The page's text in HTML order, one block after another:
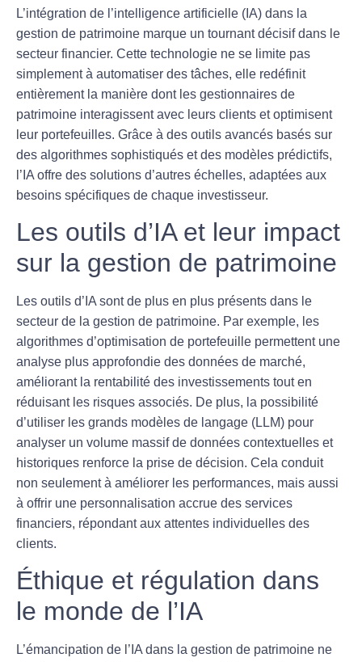
L’intégration de l’intelligence artificielle (IA) dans la
gestion de patrimoine marque un tournant décisif dans le
secteur financier. Cette technologie ne se limite pas
simplement à automatiser des tâches, elle redéfinit
entièrement la manière dont les gestionnaires de
patrimoine interagissent avec leurs clients et optimisent
leur portefeuilles. Grâce à des outils avancés basés sur
des algorithmes sophistiqués et des modèles prédictifs,
l’IA offre des solutions d’autres échelles, adaptées aux
besoins spécifiques de chaque investisseur.
Les outils d’IA et leur impact
sur la gestion de patrimoine
Les outils d’IA sont de plus en plus présents dans le
secteur de la gestion de patrimoine. Par exemple, les
algorithmes d’optimisation de portefeuille permettent une
analyse plus approfondie des données de marché,
améliorant la rentabilité des investissements tout en
réduisant les risques associés. De plus, la possibilité
d’utiliser les grands modèles de langage (LLM) pour
analyser un volume massif de données contextuelles et
historiques renforce la prise de décision. Cela conduit
non seulement à améliorer les performances, mais aussi
à offrir une personnalisation accrue des services
financiers, répondant aux attentes individuelles des
clients.
Éthique et régulation dans
le monde de l’IA
L’émancipation de l’IA dans la gestion de patrimoine ne